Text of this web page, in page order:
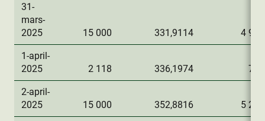
31-
mars-
2025
15 000 331,9114 4
1-april-
2025
2 118 336,1974
2-april-
2025
15 000 352,8816 5